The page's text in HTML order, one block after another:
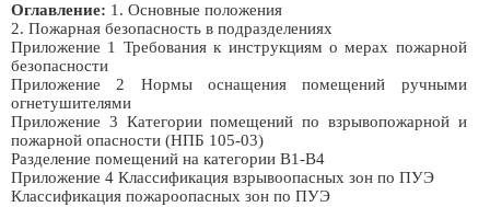
Оглавление: 1. Основные положения
2. Пожарная безопасность в подразделениях
Приложение 1 Требования к инструкциям о мерах пожарной
безопасности
Приложение 2 Нормы оснащения помещений ручными
огнетушителями
Приложение 3 Категории помещений по взрывопожарной и
пожарной опасности (НПБ 105-03)
Разделение помещений на категории В1-В4
Приложение 4 Классификация взрывоопасных зон по ПУЭ
Классификация пожароопасных зон по ПУЭ